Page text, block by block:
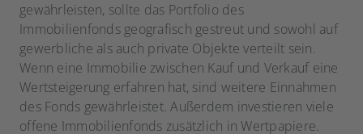
gewährleisten, sollte das Portfolio des
Immobilienfonds geografisch gestreut und sowohl auf
gewerbliche als auch private Objekte verteilt sein.
Wenn eine Immobilie zwischen Kauf und Verkauf eine
Wertsteigerung erfahren hat, sind weitere Einnahmen
des Fonds gewährleistet. Außerdem investieren viele
offene Immobilienfonds zusätzlich in Wertpapiere.